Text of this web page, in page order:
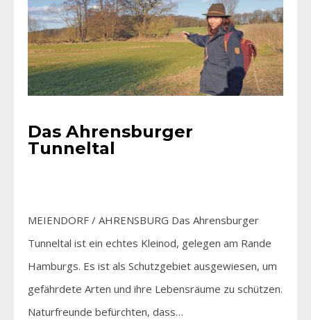
Das Ahrensburger
Tunneltal
MEIENDORF / AHRENSBURG Das Ahrensburger
Tunneltal ist ein echtes Kleinod, gelegen am Rande
Hamburgs. Es ist als Schutzgebiet ausgewiesen, um
gefährdete Arten und ihre Lebensräume zu schützen.
Naturfreunde befürchten, dass…